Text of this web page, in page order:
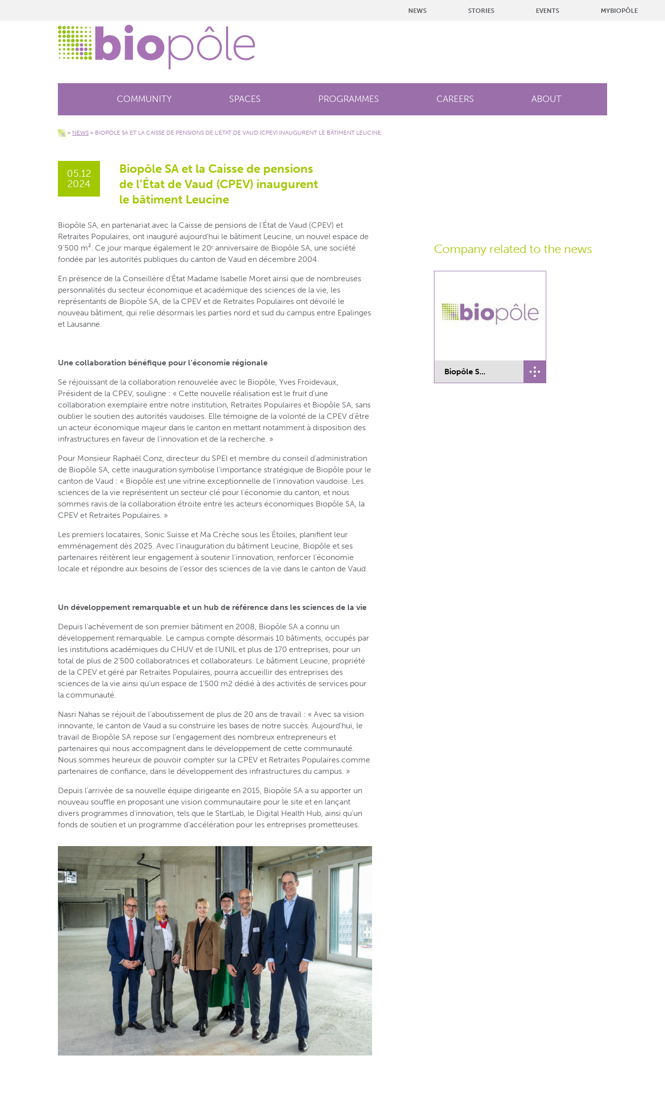
NEWS STORIES EVENTS MYBIOPÔLE
COMMUNITY SPACES PROGRAMMES CAREERS ABOUT
> NEWS > BIOPÔLE SA ET LA CAISSE DE PENSIONS DE L’ÉTAT DE VAUD (CPEV) INAUGURENT LE BÂTIMENT LEUCINE
05.12
2024
Biopôle SA et la Caisse de pensions
de l’État de Vaud (CPEV) inaugurent
le bâtiment Leucine
Biopôle SA, en partenariat avec la Caisse de pensions de l’État de Vaud (CPEV) et
Retraites Populaires, ont inauguré aujourd’hui le bâtiment Leucine, un nouvel espace de
9’500 m². Ce jour marque également le 20ᵉ anniversaire de Biopôle SA, une société
fondée par les autorités publiques du canton de Vaud en décembre 2004.
En présence de la Conseillère d’État Madame Isabelle Moret ainsi que de nombreuses
personnalités du secteur économique et académique des sciences de la vie, les
représentants de Biopôle SA, de la CPEV et de Retraites Populaires ont dévoilé le
nouveau bâtiment, qui relie désormais les parties nord et sud du campus entre Epalinges
et Lausanne.
Une collaboration bénéfique pour l’économie régionale
Se réjouissant de la collaboration renouvelée avec le Biopôle, Yves Froidevaux,
Président de la CPEV, souligne : « Cette nouvelle réalisation est le fruit d’une
collaboration exemplaire entre notre institution, Retraites Populaires et Biopôle SA, sans
oublier le soutien des autorités vaudoises. Elle témoigne de la volonté de la CPEV d’être
un acteur économique majeur dans le canton en mettant notamment à disposition des
infrastructures en faveur de l’innovation et de la recherche. »
Pour Monsieur Raphaël Conz, directeur du SPEI et membre du conseil d’administration
de Biopôle SA, cette inauguration symbolise l’importance stratégique de Biopôle pour le
canton de Vaud : « Biopôle est une vitrine exceptionnelle de l’innovation vaudoise. Les
sciences de la vie représentent un secteur clé pour l’économie du canton, et nous
sommes ravis de la collaboration étroite entre les acteurs économiques Biopôle SA, la
CPEV et Retraites Populaires. »
Les premiers locataires, Sonic Suisse et Ma Crèche sous les Étoiles, planifient leur
emménagement dès 2025. Avec l’inauguration du bâtiment Leucine, Biopôle et ses
partenaires réitèrent leur engagement à soutenir l’innovation, renforcer l’économie
locale et répondre aux besoins de l’essor des sciences de la vie dans le canton de Vaud.
Un développement remarquable et un hub de référence dans les sciences de la vie
Depuis l’achèvement de son premier bâtiment en 2008, Biopôle SA a connu un
développement remarquable. Le campus compte désormais 10 bâtiments, occupés par
les institutions académiques du CHUV et de l’UNIL et plus de 170 entreprises, pour un
total de plus de 2’500 collaboratrices et collaborateurs. Le bâtiment Leucine, propriété
de la CPEV et géré par Retraites Populaires, pourra accueillir des entreprises des
sciences de la vie ainsi qu’un espace de 1’500 m2 dédié à des activités de services pour
la communauté.
Nasri Nahas se réjouit de l’aboutissement de plus de 20 ans de travail : « Avec sa vision
innovante, le canton de Vaud a su construire les bases de notre succès. Aujourd’hui, le
travail de Biopôle SA repose sur l’engagement des nombreux entrepreneurs et
partenaires qui nous accompagnent dans le développement de cette communauté.
Nous sommes heureux de pouvoir compter sur la CPEV et Retraites Populaires comme
partenaires de confiance, dans le développement des infrastructures du campus. »
Depuis l’arrivée de sa nouvelle équipe dirigeante en 2015, Biopôle SA a su apporter un
nouveau souffle en proposant une vision communautaire pour le site et en lançant
divers programmes d’innovation, tels que le StartLab, le Digital Health Hub, ainsi qu’un
fonds de soutien et un programme d’accélération pour les entreprises prometteuses.
Company related to the news
Biopôle S...